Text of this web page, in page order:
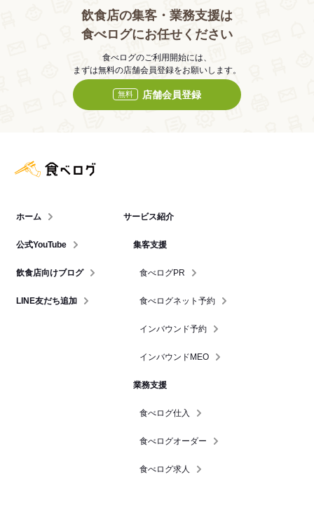
飲食店の集客・業務支援は
食べログにお任せください
食べログのご利用開始には、
まずは無料の店舗会員登録をお願いします。
無料 店舗会員登録
ホーム
公式YouTube
飲食店向けブログ
LINE友だち追加
サービス紹介
集客支援
食べログPR
食べログネット予約
インバウンド予約
インバウンドMEO
業務支援
食べログ仕入
食べログオーダー
食べログ求人